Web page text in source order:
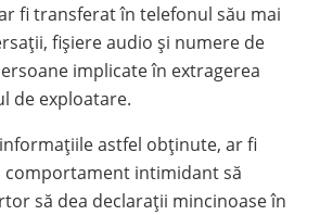
fi transferat în telefonul său mai
fișiere audio și numere de
implicate în extragerea
de exploatare.
astfel obținute, ar fi
intimidant să
să dea declarații mincinoase în